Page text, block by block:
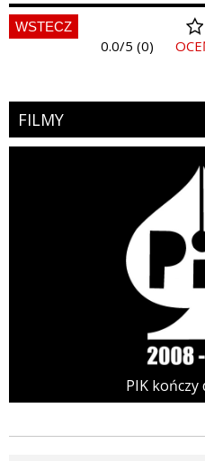
WSTECZ
0.0/5 (0)
FILMY
PIK kończy